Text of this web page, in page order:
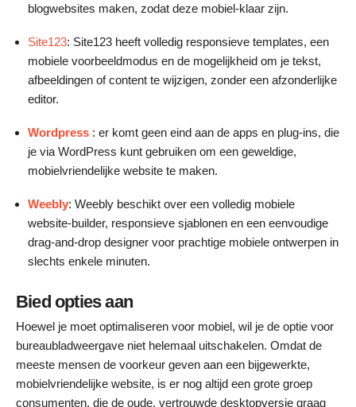
blogwebsites maken, zodat deze mobiel-klaar zijn.
Site123: Site123 heeft volledig responsieve templates, een
mobiele voorbeeldmodus en de mogelijkheid om je tekst,
afbeeldingen of content te wijzigen, zonder een afzonderlijke
editor.
Wordpress : er komt geen eind aan de apps en plug-ins, die
je via WordPress kunt gebruiken om een geweldige,
mobielvriendelijke website te maken.
Weebly: Weebly beschikt over een volledig mobiele
website-builder, responsieve sjablonen en een eenvoudige
drag-and-drop designer voor prachtige mobiele ontwerpen in
slechts enkele minuten.
Bied opties aan
Hoewel je moet optimaliseren voor mobiel, wil je de optie voor
bureaubladweergave niet helemaal uitschakelen. Omdat de
meeste mensen de voorkeur geven aan een bijgewerkte,
mobielvriendelijke website, is er nog altijd een grote groep
consumenten, die de oude, vertrouwde desktopversie graag